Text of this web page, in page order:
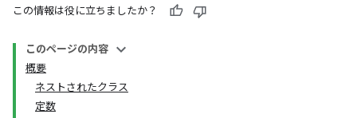
この情報は役に立ちましたか？
このページの内容
概要
ネストされたクラス
定数